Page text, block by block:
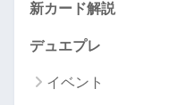
新カード解説
デュエプレ
イベント